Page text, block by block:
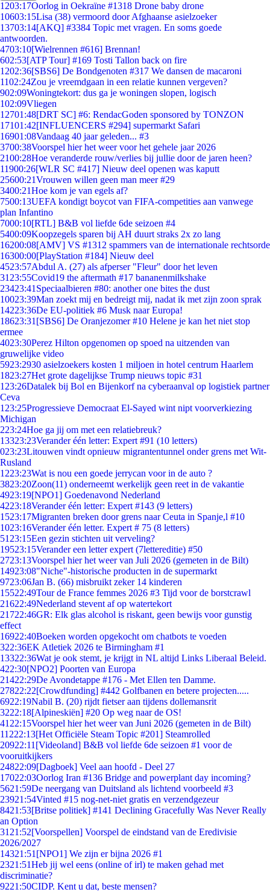
1203:17Oorlog in Oekraïne #1318 Drone baby drone
10603:15Lisa (38) vermoord door Afghaanse asielzoeker
13703:14[AKQ] #3384 Topic met vragen. En soms goede
antwoorden.
4703:10[Wielrennen #616] Brennan!
602:53[ATP Tour] #169 Tosti Tallon back on fire
1202:36[SBS6] De Bondgenoten #317 We dansen de macaroni
1102:24Zou je vreemdgaan in een relatie kunnen vergeven?
902:09Woningtekort: dus ga je woningen slopen, logisch
102:09Vliegen
12701:48[DRT SC] #6: RendacGoden sponsored by TONZON
17101:42[INFLUENCERS #294] supermarkt Safari
16901:08Vandaag 40 jaar geleden... #3
3700:38Voorspel hier het weer voor het gehele jaar 2026
2100:28Hoe veranderde rouw/verlies bij jullie door de jaren heen?
11900:26[WLR SC #417] Nieuw deel openen was kaputt
25600:21Vrouwen willen geen man meer #29
3400:21Hoe kom je van egels af?
7500:13UEFA kondigt boycot van FIFA-competities aan vanwege
plan Infantino
7000:10[RTL] B&B vol liefde 6de seizoen #4
5400:09Koopzegels sparen bij AH duurt straks 2x zo lang
16200:08[AMV] VS #1312 spammers van de internationale rechtsorde
16300:00[PlayStation #184] Nieuw deel
4523:57Abdul A. (27) als afperser "Fleur" door het leven
31 23:55Covid19 the aftermath #17 bananenmilkshake
23423:41 Speciaalbieren #80: another one bites the dust
10023:39Man zoekt mij en bedreigt mij, nadat ik met zijn zoon sprak
14223:36De EU-politiek #6 Musk naar Europa!
18623:31 [SBS6] De Oranjezomer #10 Helene je kan het niet stop
ermee
4023:30Perez Hilton opgenomen op spoed na uitzenden van
gruwelijke video
5923:2930 asielzoekers kosten 1 miljoen in hotel centrum Haarlem
1823:27Het grote dagelijkse Trump nieuws topic #31
1 23:26Datalek bij Bol en Bijenkorf na cyberaanval op logistiek partner
Ceva
1 23:25Progressieve Democraat El-Sayed wint nipt voorverkiezing
Michigan
223:24Hoe ga jij om met een relatiebreuk?
13323:23Verander één letter: Expert #91 (10 letters)
023:23Litouwen vindt opnieuw migrantentunnel onder grens met Wit-
Rusland
1223:23Wat is nou een goede jerrycan voor in de auto ?
3823:20Zoon(11) onderneemt werkelijk geen reet in de vakantie
4923:19[NPO1] Goedenavond Nederland
4223:18Verander één letter: Expert #143 (9 letters)
1523:17Migranten breken door grens naar Ceuta in Spanje,l #10
1023:16Verander één letter. Expert # 75 (8 letters)
51 23:15Een gezin stichten uit verveling?
19523:15Verander een letter expert (7lettereditie) #50
2723:13Voorspel hier het weer van Juli 2026 (gemeten in de Bilt)
14923:08"Niche"-historische producten in de supermarkt
9723:06Jan B. (66) misbruikt zeker 14 kinderen
15522:49Tour de France femmes 2026 #3 Tijd voor de borstcrawl
21622:49Nederland stevent af op watertekort
21722:46GR: Elk glas alcohol is riskant, geen bewijs voor gunstig
effect
16922:40Boeken worden opgekocht om chatbots te voeden
322:36EK Atletiek 2026 te Birmingham #1
13322:36Wat je ook stemt, je krijgt in NL altijd Links Liberaal Beleid.
422:30[NPO2] Poorten van Europa
21422:29De Avondetappe #176 - Met Ellen ten Damme.
27822:22[Crowdfunding] #442 Golfbanen en betere projecten.....
6922:19Nabil B. (20) rijdt fietser aan tijdens dollemansrit
3222:18[Alpineskiën] #20 Op weg naar de OS!
41 22:15Voorspel hier het weer van Juni 2026 (gemeten in de Bilt)
11222:13[Het Officiële Steam Topic #201] Steamrolled
20922:11 [Videoland] B&B vol liefde 6de seizoen #1 voor de
vooruitkijkers
24822:09[Dagboek] Veel aan hoofd - Deel 27
17022:03Oorlog Iran #136 Bridge and powerplant day incoming?
5621:59De neergang van Duitsland als lichtend voorbeeld #3
23921:54Vinted #15 nog-net-niet gratis en verzendgezeur
8421:53[Britse politiek] #141 Declining Gracefully Was Never Really
an Option
31 21:52[Voorspellen] Voorspel de eindstand van de Eredivisie
2026/2027
14321:51 [NPO1] We zijn er bijna 2026 #1
2321:51Heb jij wel eens (online of irl) te maken gehad met
discriminatie?
9221:50CIDP. Kent u dat, beste mensen?